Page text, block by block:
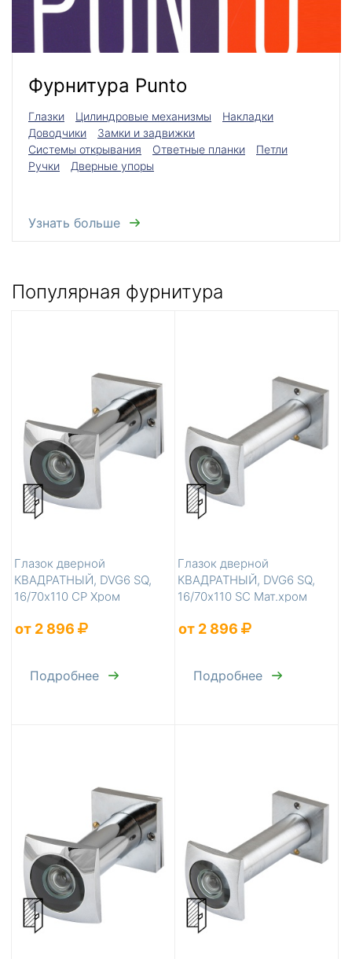
Фурнитура Punto
Глазки Цилиндровые механизмы
Накладки
Доводчики
Замки и задвижки
Системы открывания
Ответные планки
Петли
Ручки
Дверные упоры
Узнать больше
Популярная фурнитура
Глазок дверной
КВАДРАТНЫЙ, DVG6 SQ,
16/70х110 СР Хром
от 2 896
Подробнее
Глазок дверной
КВАДРАТНЫЙ, DVG6 SQ,
16/70х110 SC Мат.хром
от 2 896
Подробнее